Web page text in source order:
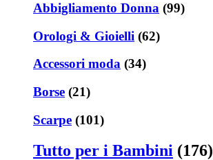
Abbigliamento Donna (99)
Orologi & Gioielli (62)
Accessori moda (34)
Borse (21)
Scarpe (101)
Tutto per i Bambini (176)